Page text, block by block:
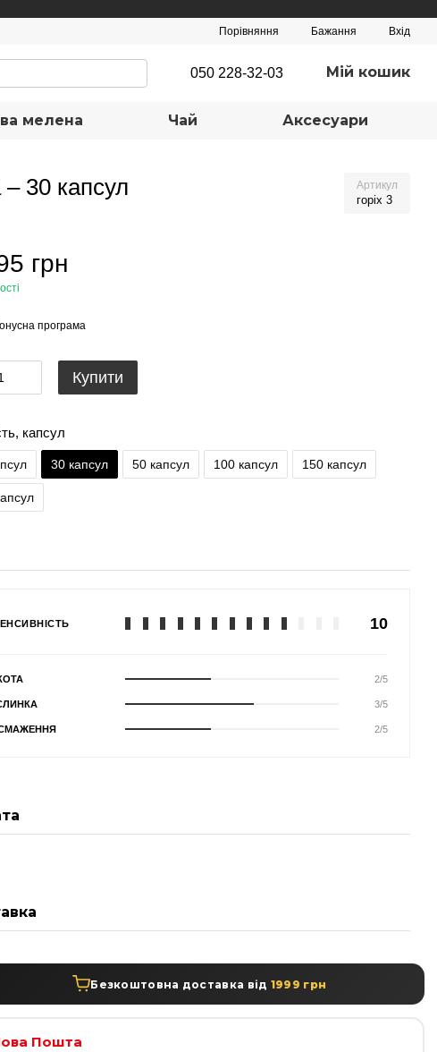
Порівняння Бажання Вхід
050 228-32-03 Мій кошик
мелена Чай Аксесуари
30 капсул Артикул
горіх 3
грн
програма
Купити
капсул
30 капсул 50 капсул 100 капсул 150 капсул
10
2/5
3/5
2/5
Безкоштовна доставка від 1999 грн
Пошта